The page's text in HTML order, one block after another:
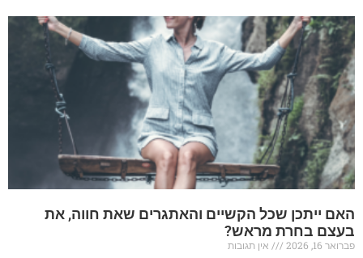
האם ייתכן שכל הקשיים והאתגרים שאת חווה, את
בעצם בחרת מראש?
פברואר 16, 2026
אין תגובות